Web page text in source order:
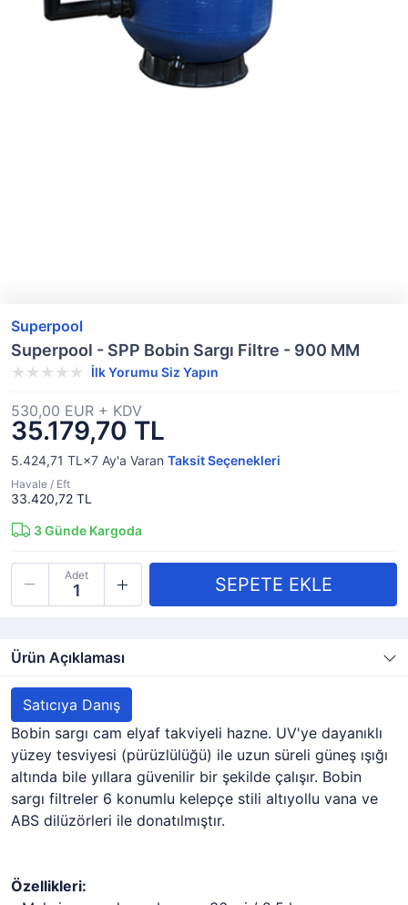
Superpool
Superpool - SPP Bobin Sargı Filtre - 900 MM
İlk Yorumu Siz Yapın
35.179,70 TL
530,00 EUR + KDV
5.424,71 TL×7 Ay'a Varan Taksit Seçenekleri
Havale / Eft
33.420,72 TL
3Günde Kargoda
Adet
Ürün Açıklaması
Satıcıya Danış
Bobin sargı cam elyaf takviyeli hazne. UV'ye dayanıklı
yüzey tesviyesi (pürüzlülüğü) ile uzun süreli güneş ışığı
altında bile yıllara güvenilir bir şekilde çalışır. Bobin
sargı filtreler 6 konumlu kelepçe stili altıyollu vana ve
ABS dilüzörleri ile donatılmıştır.
Özellikleri: